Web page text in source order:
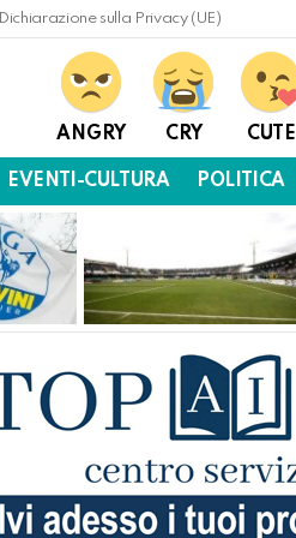
Dichiarazione sulla Privacy (UE)
ANGRY CRY CUTE
EVENTI-CULTURA POLITICA